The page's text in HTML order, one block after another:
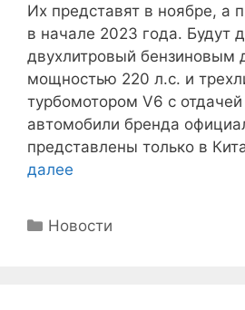
Их представят в ноябре, а
в начале 2023 года. Будут
двухлитровый бензиновым
мощностью 220 л.с. и
турбомотором V6 с
автомобили бренда
представлены только в
далее
Рубрики
Новости